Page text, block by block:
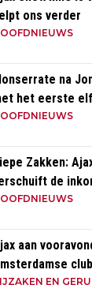
ons verder
na
het eerste
Zakken:
de
aan
EN